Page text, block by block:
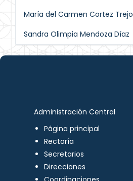
María del Carmen Cortez Trejo
Sandra Olimpia Mendoza Díaz
Administración Central
Página principal
Rectoría
Secretarios
Direcciones